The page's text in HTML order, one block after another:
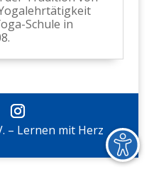
Schule in
– Lernen mit Herz